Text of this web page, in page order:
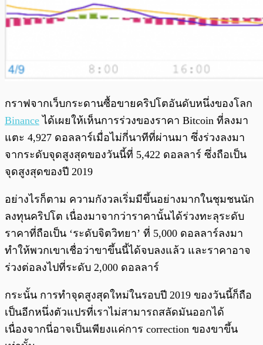
กราฟจากเว็บกระดานซื้อขายคริปโตอันดับหนึ่งของโลก
Binance ได้เผยให้เห็นการร่วงของราคา Bitcoin ที่ลงมา
แตะ 4,927 ดอลลาร์เมื่อไม่กี่นาทีที่ผ่านมา ซึ่งร่วงลงมา
จากระดับจุดสูงสุดของวันนี้ที่ 5,422 ดอลลาร์ ซึ่งถือเป็น
จุดสูงสุดของปี 2019
อย่างไรก็ตาม ความกังวลเริ่มมีขึ้นอย่างมากในชุมชนนัก
ลงทุนคริปโต เนื่องมาจากว่าราคานั้นได้ร่วงทะลุระดับ
ราคาที่ถือเป็น ‘ระดับจิตวิทยา’ ที่ 5,000 ดอลลาร์ลงมา
ทำให้พวกเขาเชื่อว่าขาขึ้นนี้ได้จบลงแล้ว และราคาอาจ
ร่วงต่อลงไปที่ระดับ 2,000 ดอลลาร์
กระนั้น การทำจุดสูงสุดใหม่ในรอบปี 2019 ของวันนี้ก็ถือ
เป็นอีกหนึ่งตัวแปรที่เราไม่สามารถสลัดมันออกได้
เนื่องจากนี่อาจเป็นเพียงแค่การ correction ของขาขึ้น